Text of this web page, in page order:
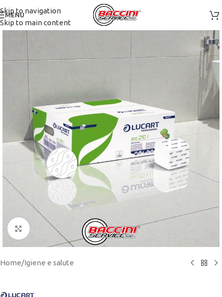
Skip to navigation
Skip to main content
MENU
Click to enlarge
Home/Igiene e salute